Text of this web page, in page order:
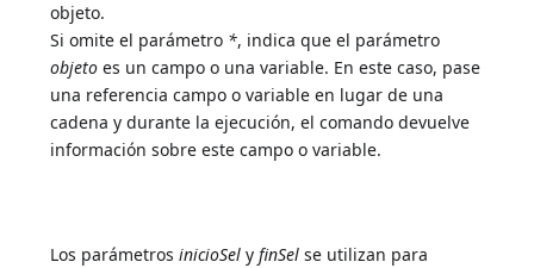
objeto.
Si omite el parámetro *, indica que el parámetro
objeto es un campo o una variable. En este caso, pase
una referencia campo o variable en lugar de una
cadena y durante la ejecución, el comando devuelve
información sobre este campo o variable.
Los parámetrosinicioSel yfinSel se utilizan para